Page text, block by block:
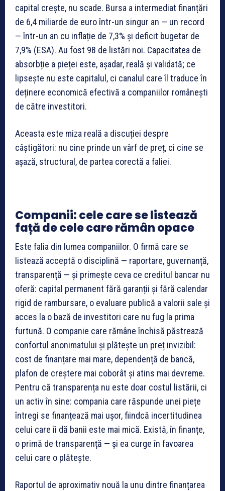
capital crește, nu scade. Bursa a intermediat finanțări
de 6,4 miliarde de euro într-un singur an — un record
— într-un an cu inflație de 7,3% și deficit bugetar de
7,9% (ESA). Au fost 98 de listări noi. Capacitatea de
absorbție a pieței este, așadar, reală și validată; ce
lipsește nu este capitalul, ci canalul care îl traduce în
deținere economică efectivă a companiilor românești
de către investitori.
Aceasta este miza reală a discuției despre
câștigători: nu cine prinde un vârf de preț, ci cine se
așază, structural, de partea corectă a faliei.
Companii: cele care se listează
față de cele care rămân opace
Este falia din lumea companiilor. O firmă care se
listează acceptă o disciplină — raportare, guvernanță,
transparență — și primește ceva ce creditul bancar nu
oferă: capital permanent fără garanții și fără calendar
rigid de rambursare, o evaluare publică a valorii sale și
acces la o bază de investitori care nu fug la prima
furtună. O companie care rămâne închisă păstrează
confortul anonimatului și plătește un preț invizibil:
cost de finanțare mai mare, dependență de bancă,
plafon de creștere mai coborât și atins mai devreme.
Pentru că transparența nu este doar costul listării, ci
un activ în sine: compania care răspunde unei piețe
întregi se finanțează mai ușor, fiindcă incertitudinea
celui care îi dă banii este mai mică. Există, în finanțe,
o primă de transparență — și ea curge în favoarea
celui care o plătește.
Raportul de aproximativ nouă la unu dintre finanțarea